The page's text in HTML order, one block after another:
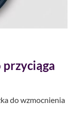
przyciąga
do wzmocnienia